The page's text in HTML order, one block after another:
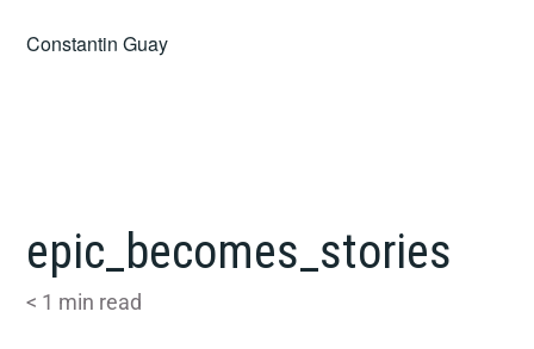
Constantin Guay
epic_becomes_stories
< 1 min read